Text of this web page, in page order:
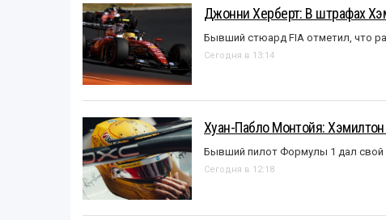
Джонни Херберт: В штрафах
Бывший стюард FIA отметил, что
Сегодня в 13:14
Хуан-Пабло Монтойя:
Бывший пилот Формулы 1 дал свой
Сегодня в 12:18